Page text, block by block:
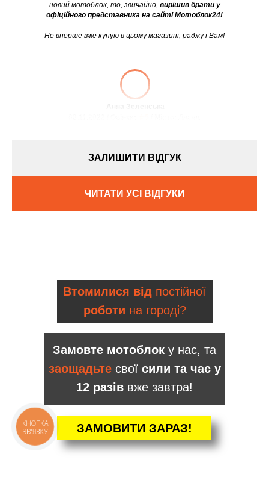
новий мотоблок, то, звичайно, вирішив брати у
офіційного представника на сайті Мотоблок24!
Не вперше вже купую в цьому магазині, раджу і Вам!
Анна Зеленська
ЗАЛИШИТИ ВІДГУК
ЧИТАТИ УСІ ВІДГУКИ
ЗАМОВИТИ ЗАРАЗ!
Замовте мотоблок у нас, та
заощадьтесвої сили та час у
12 разів вже завтра!
Втомилися від постійної
роботи на городі?
КНОПКА
ЗВ'ЯЗКУ